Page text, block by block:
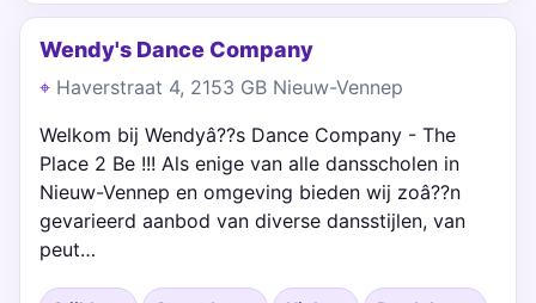
Wendy's Dance Company
Haverstraat 4, 2153 GB Nieuw-Vennep
Welkom bij Wendyâ??s Dance Company - The
Place 2 Be !!! Als enige van alle dansscholen in
Nieuw-Vennep en omgeving bieden wij zoâ??n
gevarieerd aanbod van diverse dansstijlen, van
peut…